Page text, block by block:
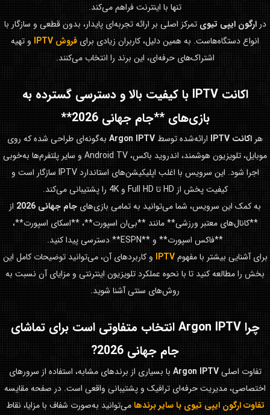
تنها با اینترنت فراهم می‌کند.
درارگون ایپی تیوی تمرکز اصلی بر ارائه تجربه‌ای پایدار، بدون قطعی و سازگار با
انواع دستگاه‌هاست. به همین دلیل، کاربران زیادی برای فروش IPTV
و تهیه
اشتراک‌های حرفه‌ای، این برند را انتخاب می‌کنند.
اکانت IPTV با کیفیت بالا و دسترسی گسترده به
بازی‌های **جام جهانی 2026**
هر اکانت IPTV ارائه‌شده توسط Argon IPTV به‌گونه‌ای طراحی شده که روی
موبایل، تلویزیون هوشمند، اندروید باکس، Android TV و سایر پلتفرم‌ها به‌خوبی
اجرا شود. این سرویس با اغلب اپلیکیشن‌های استاندارد IPTV سازگار است و
کیفیت پخش از HD تا Full HD و 4K را پشتیبانی می‌کند.
به کمک این سرویس، شما می‌توانید به تمامی بازی‌های جام جهانی 2026
از
**کانال‌های معتبر ورزشی** مانند **بی‌ان اسپورت**، **اسکای اسپورت**،
**فاکس اسپورت** و **ESPN** دسترسی پیدا کنید.
برای آشنایی بیشتر با مفهومIPTV و کاربردهای آن، می‌توانید توضیحات کامل این
بخش را مطالعه کنید تا با نحوه عملکرد تلویزیون اینترنتی و مزایای آن نسبت به
روش‌های سنتی آشنا شوید.
چراArgon IPTV انتخاب متفاوتی است برای تماشای
جام جهانی 2026
?
تفاوت اصلیArgon IPTV با بسیاری از برندهای مشابه، استفاده از سرورهای
اختصاصی، مدیریت حرفه‌ای ترافیک و پشتیبانی واقعی است. در صفحه مقایسه
تفاوت ارگون ایپی تیوی با سایر برندها می‌توانید به‌صورت شفاف با مزایا، نقاط